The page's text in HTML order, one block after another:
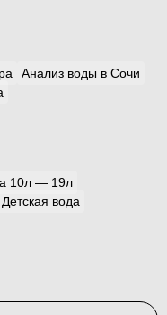
Анализ воды в Сочи
10л — 19л
Детская вода